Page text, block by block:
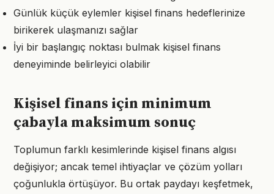
Günlük küçük eylemler kişisel finans hedeflerinize
birikerek ulaşmanızı sağlar
İyi bir başlangıç noktası bulmak kişisel finans
deneyiminde belirleyici olabilir
Kişisel finans için minimum
çabayla maksimum sonuç
Toplumun farklı kesimlerinde kişisel finans algısı
değişiyor; ancak temel ihtiyaçlar ve çözüm yolları
çoğunlukla örtüşüyor. Bu ortak paydayı keşfetmek,